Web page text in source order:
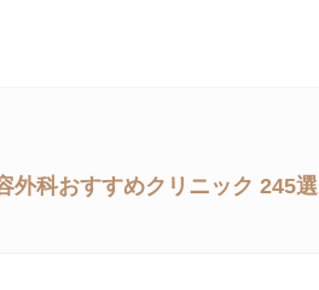
外科おすすめクリニック 245選